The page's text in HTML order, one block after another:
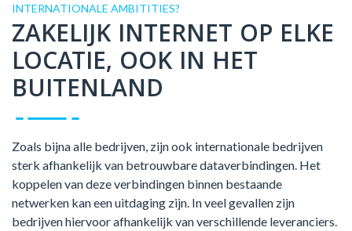
INTERNATIONALE AMBITITIES?
ZAKELIJK INTERNET OP ELKE
LOCATIE, OOK IN HET
BUITENLAND
Zoals bijna alle bedrijven, zijn ook internationale bedrijven
sterk afhankelijk van betrouwbare dataverbindingen. Het
koppelen van deze verbindingen binnen bestaande
netwerken kan een uitdaging zijn. In veel gevallen zijn
bedrijven hiervoor afhankelijk van verschillende leveranciers.